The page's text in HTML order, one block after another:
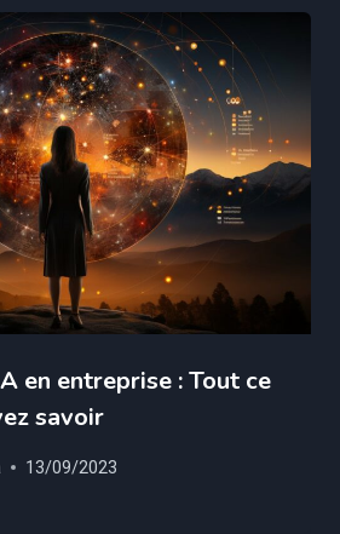
en entreprise : Tout ce
savoir
13/09/2023